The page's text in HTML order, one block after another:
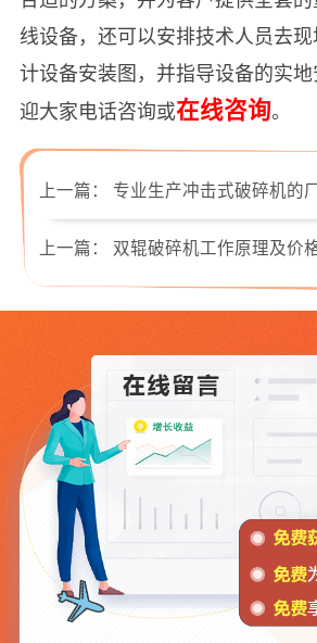
线设备，还可以安排技术人员去
计设备安装图，并指导设备的实
迎大家电话咨询或在线咨询。
上一篇： 专业生产冲击式破碎机的
上一篇： 双辊破碎机工作原理及价